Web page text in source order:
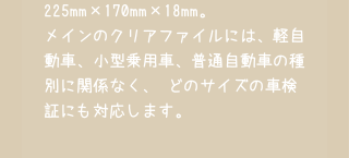
225mm×170mm×18mm。
メインのクリアファイルには、軽自
動車、小型乗用車、普通自動車の種
別に関係なく、 どのサイズの車検
証にも対応します。